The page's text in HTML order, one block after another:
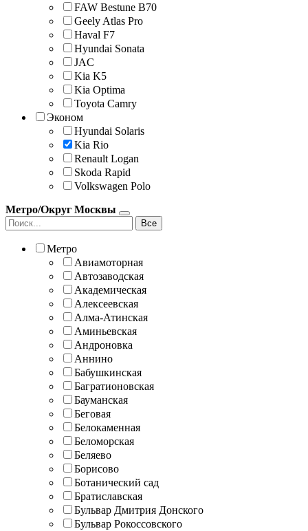
FAW Bestune B70
Geely Atlas Pro
Haval F7
Hyundai Sonata
JAС
Kia K5
Kia Optima
Toyota Camry
Эконом
Hyundai Solaris
Kia Rio
Renault Logan
Skoda Rapid
Volkswagen Polo
Метро/Округ Москвы
Все
Метро
Авиамоторная
Автозаводская
Академическая
Алексеевская
Алма-Атинская
Аминьевская
Андроновка
Аннино
Бабушкинская
Багратионовская
Бауманская
Беговая
Белокаменная
Беломорская
Беляево
Борисово
Ботанический сад
Братиславская
Бульвар Дмитрия Донского
Бульвар Рокоссовского